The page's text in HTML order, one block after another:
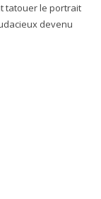
tatouer le portrait
devenu